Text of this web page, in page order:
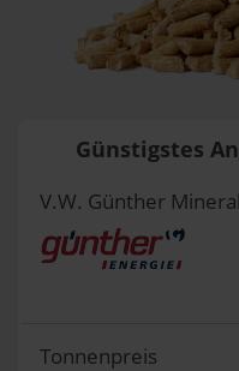
Günstigstes
V.W. Günther
Tonnenpreis